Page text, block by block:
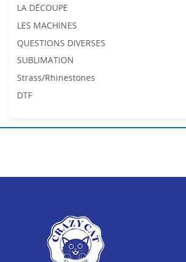
LA DÉCOUPE
LES MACHINES
QUESTIONS DIVERSES
SUBLIMATION
Strass/Rhinestones
DTF